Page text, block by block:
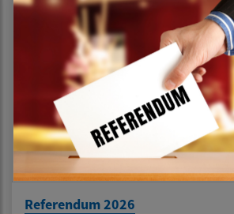
Referendum 2026